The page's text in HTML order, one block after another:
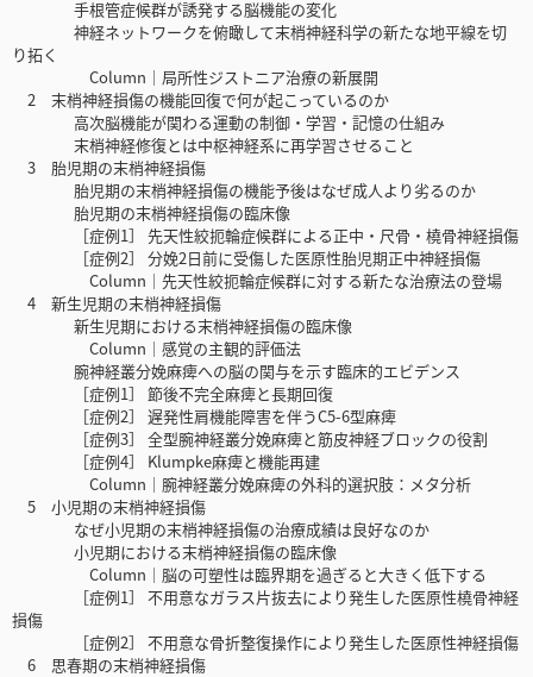
手根管症候群が誘発する脳機能の変化
神経ネットワークを俯瞰して末梢神経科学の新たな地平線を切
り拓く
Column｜局所性ジストニア治療の新展開
2 末梢神経損傷の機能回復で何が起こっているのか
高次脳機能が関わる運動の制御・学習・記憶の仕組み
末梢神経修復とは中枢神経系に再学習させること
3 胎児期の末梢神経損傷
胎児期の末梢神経損傷の機能予後はなぜ成人より劣るのか
胎児期の末梢神経損傷の臨床像
［症例1］ 先天性絞扼輪症候群による正中・尺骨・橈骨神経損傷
［症例2］ 分娩2日前に受傷した医原性胎児期正中神経損傷
Column｜先天性絞扼輪症候群に対する新たな治療法の登場
4 新生児期の末梢神経損傷
新生児期における末梢神経損傷の臨床像
Column｜感覚の主観的評価法
腕神経叢分娩麻痺への脳の関与を示す臨床的エビデンス
［症例1］ 節後不完全麻痺と長期回復
［症例2］ 遅発性肩機能障害を伴うC5-6型麻痺
［症例3］ 全型腕神経叢分娩麻痺と筋皮神経ブロックの役割
［症例4］ Klumpke麻痺と機能再建
Column｜腕神経叢分娩麻痺の外科的選択肢：メタ分析
5 小児期の末梢神経損傷
なぜ小児期の末梢神経損傷の治療成績は良好なのか
小児期における末梢神経損傷の臨床像
Column｜脳の可塑性は臨界期を過ぎると大きく低下する
［症例1］ 不用意なガラス片抜去により発生した医原性橈骨神経
損傷
［症例2］ 不用意な骨折整復操作により発生した医原性神経損傷
6 思春期の末梢神経損傷